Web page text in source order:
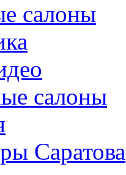
салоны
салоны
Саратова